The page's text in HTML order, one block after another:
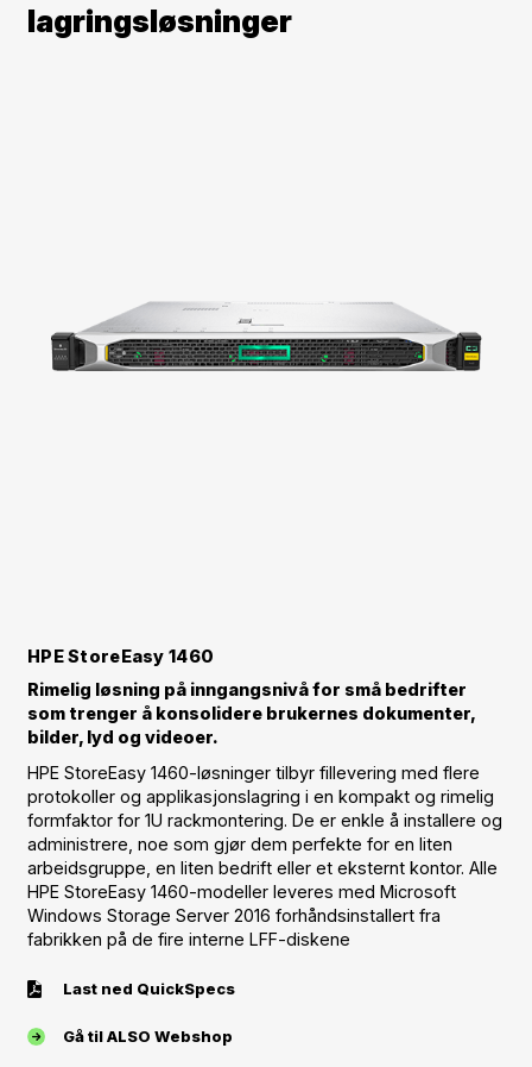
lagringsløsninger
HPE StoreEasy 1460
Rimelig løsning på inngangsnivå for små bedrifter
som trenger å konsolidere brukernes dokumenter,
bilder, lyd og videoer.
HPE StoreEasy 1460-løsninger tilbyr fillevering med flere
protokoller og applikasjonslagring i en kompakt og rimelig
formfaktor for 1U rackmontering. De er enkle å installere og
administrere, noe som gjør dem perfekte for en liten
arbeidsgruppe, en liten bedrift eller et eksternt kontor. Alle
HPE StoreEasy 1460-modeller leveres med Microsoft
Windows Storage Server 2016 forhåndsinstallert fra
fabrikken på de fire interne LFF-diskene
Last ned QuickSpecs
Gå til ALSO Webshop